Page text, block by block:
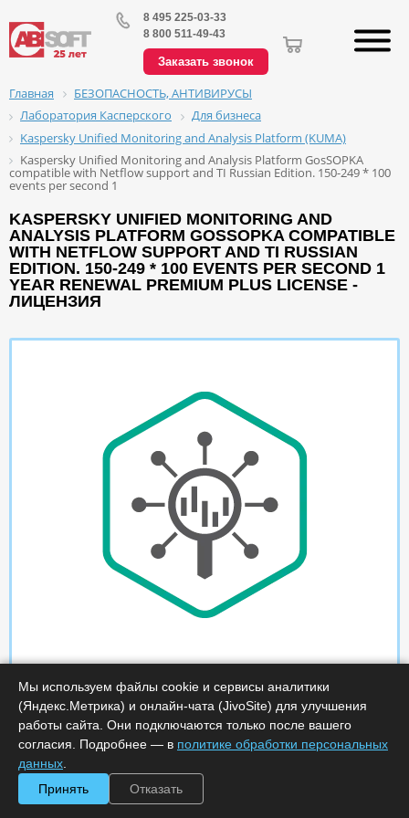
8 495 225-03-33
8 800 511-49-43
Заказать звонок
Главная
БЕЗОПАСНОСТЬ, АНТИВИРУСЫ
Лаборатория Касперского
Для бизнеса
Kaspersky Unified Monitoring and Analysis Platform (KUMA)
Kaspersky Unified Monitoring and Analysis Platform GosSOPKA
compatible with Netflow support and TI Russian Edition. 150-249 * 100
events per second 1
KASPERSKY UNIFIED MONITORING AND
ANALYSIS PLATFORM GOSSOPKA COMPATIBLE
WITH NETFLOW SUPPORT AND TI RUSSIAN
EDITION. 150-249 * 100 EVENTS PER SECOND 1
YEAR RENEWAL PREMIUM PLUS LICENSE -
ЛИЦЕНЗИЯ
Мы используем файлы cookie и сервисы аналитики
(Яндекс.Метрика) и онлайн-чата (JivoSite) для улучшения
работы сайта. Они подключаются только после вашего
согласия. Подробнее — в политике обработки персональных
данных
Принять
Отказать